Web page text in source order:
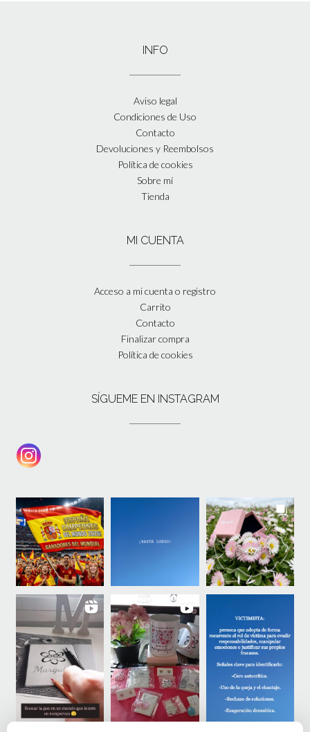
INFO
Aviso legal
Condiciones de Uso
Contacto
Devoluciones y Reembolsos
Política de cookies
Sobre mí
Tienda
MI CUENTA
Acceso a mi cuenta o registro
Carrito
Contacto
Finalizar compra
Política de cookies
SÍGUEME EN INSTAGRAM